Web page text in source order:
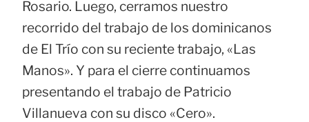
Rosario. Luego, cerramos nuestro
recorrido del trabajo de los dominicanos
de El Trío con su reciente trabajo, «Las
Manos». Y para el cierre continuamos
presentando el trabajo de Patricio
Villanueva con su disco «Cero».